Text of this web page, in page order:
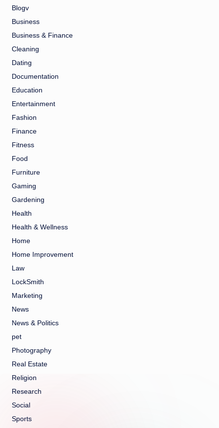
Blogv
Business
Business & Finance
Cleaning
Dating
Documentation
Education
Entertainment
Fashion
Finance
Fitness
Food
Furniture
Gaming
Gardening
Health
Health & Wellness
Home
Home Improvement
Law
LockSmith
Marketing
News
News & Politics
pet
Photography
Real Estate
Religion
Research
Social
Sports